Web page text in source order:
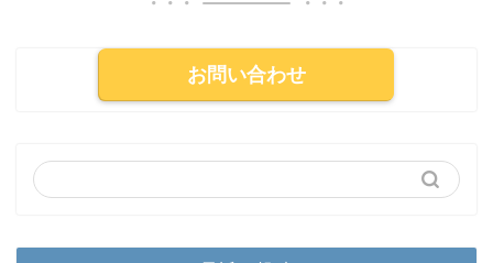
お問い合わせ